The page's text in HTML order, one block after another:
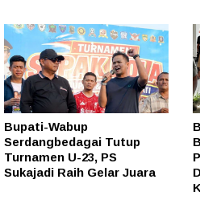
Bupati-Wabup
Serdangbedagai Tutup
Turnamen U-23, PS
Sukajadi Raih Gelar Juara